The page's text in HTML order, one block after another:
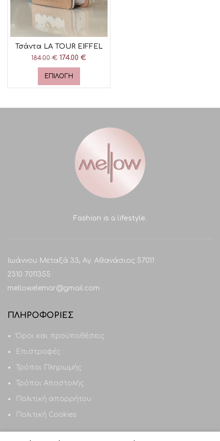
Τσάντα LA TOUR EIFFEL
184.00€ Original price
was: 184.00 €.
174.00€
ΕΠΙΛΟΓΉ
Fashion is a lifestyle.
Ιωάννου Μεταξά 33, Αγ. Αθανάσιος 57011
2310 7011355
mellow.elemar@gmail.com
ΠΛΗΡΟΦΟΡΙΕΣ
Όροι και προϋποθέσεις
Επιστροφές
Τρόποι Πληρωμής
Τρόποι Αποστολής
Πολιτική απορρήτου
Πολιτική Cookies